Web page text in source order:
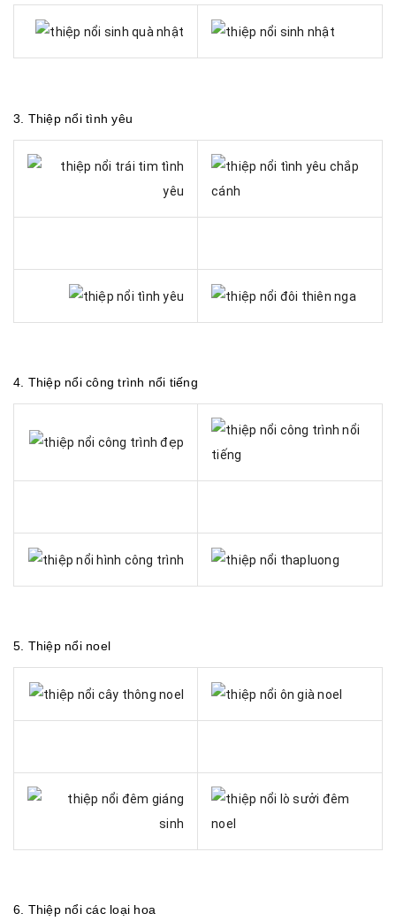
3. Thiệp nổi tình yêu
4. Thiệp nổi công trình nổi tiếng
5. Thiệp nổi noel
6. Thiệp nổi các loại hoa